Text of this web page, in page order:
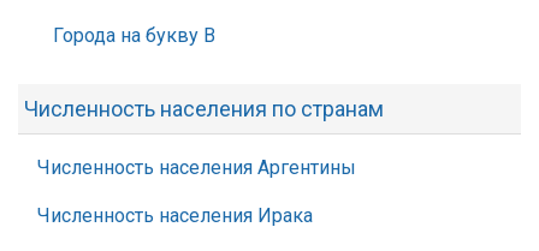
Города на букву В
Численность населения по странам
Численность населения Аргентины
Численность населения Ирака